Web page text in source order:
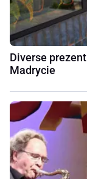
Diverse
Madrycie